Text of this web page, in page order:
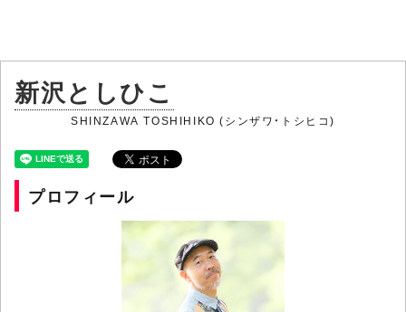
新沢としひこ
SHINZAWA TOSHIHIKO (シンザワ・トシヒコ)
プロフィール